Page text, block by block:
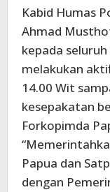
Kabid Humas
Ahmad
kepada
melakukan
14.00 Wit
kesepakatan
Forkopimda
Papua dan
dengan